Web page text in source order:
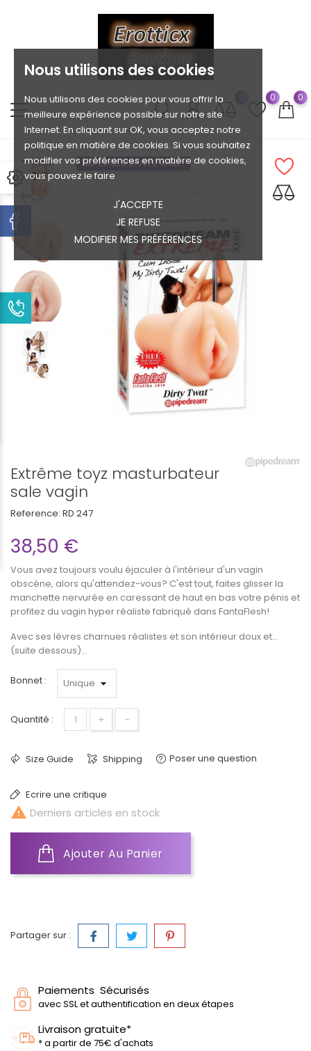
Nous utilisons des cookies
Nous utilisons des cookies pour vous offrir la
meilleure expérience possible sur notre site
Internet. En cliquant sur OK, vous acceptez notre
politique en matière de cookies. Si vous souhaitez
modifier vos préférences en matière de cookies,
vous pouvez le faire
J'ACCEPTE
JE REFUSE
MODIFIER MES PRÉFÉRENCES
0 0
EXCLUSIVITÉ WEB !
Extrême toyz masturbateur
sale vagin
Reference: RD 247
38,50 €
Vous avez toujours voulu éjaculer à l'intérieur d'un vagin
obscène, alors qu'attendez-vous? C'est tout, faites glisser la
manchette nervurée en caressant de haut en bas votre pénis et
profitez du vagin hyper réaliste fabriqué dans FantaFlesh!
Avec ses lèvres charnues réalistes et son intérieur doux et...
(suite dessous)...
Bonnet :
Quantité : + -
Size Guide Shipping Poser une question
Ecrire une critique
 Derniers articles en stock
Ajouter Au Panier
Partager sur :
Paiements Sécurisés
avec SSL et authentification en deux étapes
Livraison gratuite*
* a partir de 75€ d'achats